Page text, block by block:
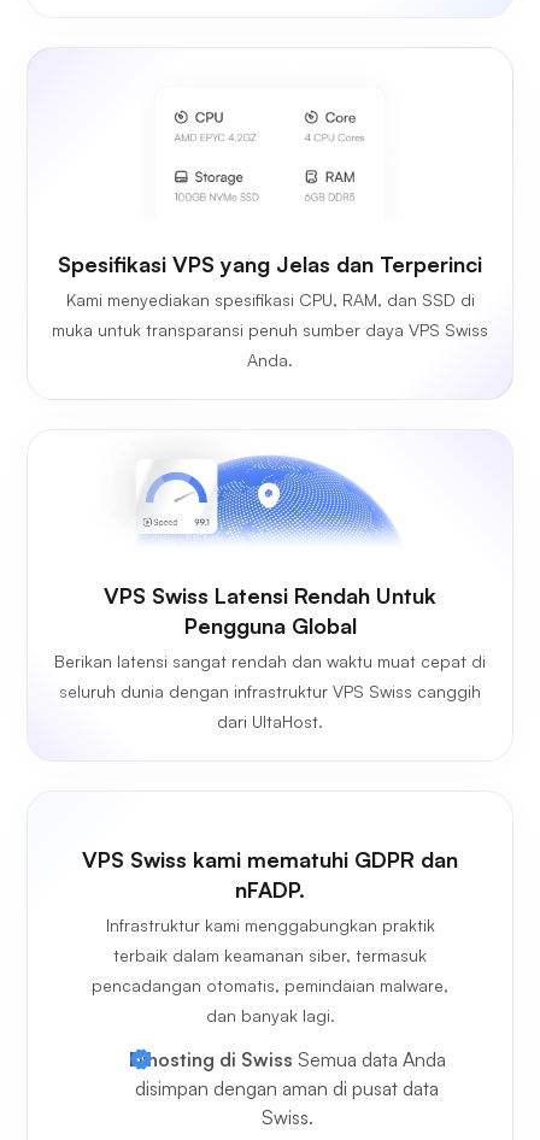
Spesifikasi VPS yang Jelas dan Terperinci
Kami menyediakan spesifikasi CPU, RAM, dan SSD di
muka untuk transparansi penuh sumber daya VPS Swiss
Anda.
VPS Swiss Latensi Rendah Untuk
Pengguna Global
Berikan latensi sangat rendah dan waktu muat cepat di
seluruh dunia dengan infrastruktur VPS Swiss canggih
dari UltaHost.
VPS Swiss kami mematuhi GDPR dan
nFADP.
Infrastruktur kami menggabungkan praktik
terbaik dalam keamanan siber, termasuk
pencadangan otomatis, pemindaian malware,
dan banyak lagi.
Dihosting di Swiss Semua data Anda
disimpan dengan aman di pusat data
Swiss.